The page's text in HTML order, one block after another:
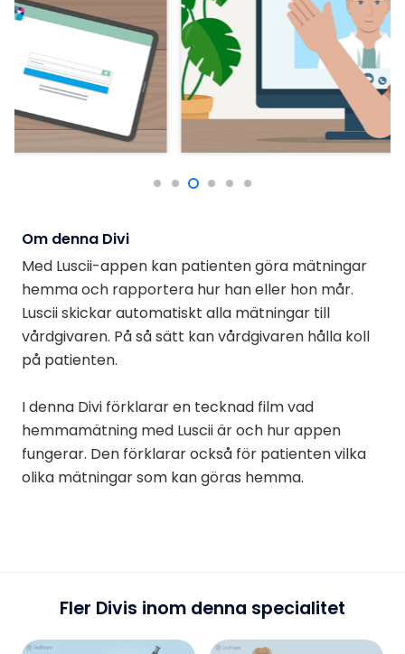
Om denna Divi
Med Luscii-appen kan patienten göra mätningar
hemma och rapportera hur han eller hon mår.
Luscii skickar automatiskt alla mätningar till
vårdgivaren. På så sätt kan vårdgivaren hålla koll
på patienten.
I denna Divi förklarar en tecknad film vad
hemmamätning med Luscii är och hur appen
fungerar. Den förklarar också för patienten vilka
olika mätningar som kan göras hemma.
Fler Divis inom denna specialitet